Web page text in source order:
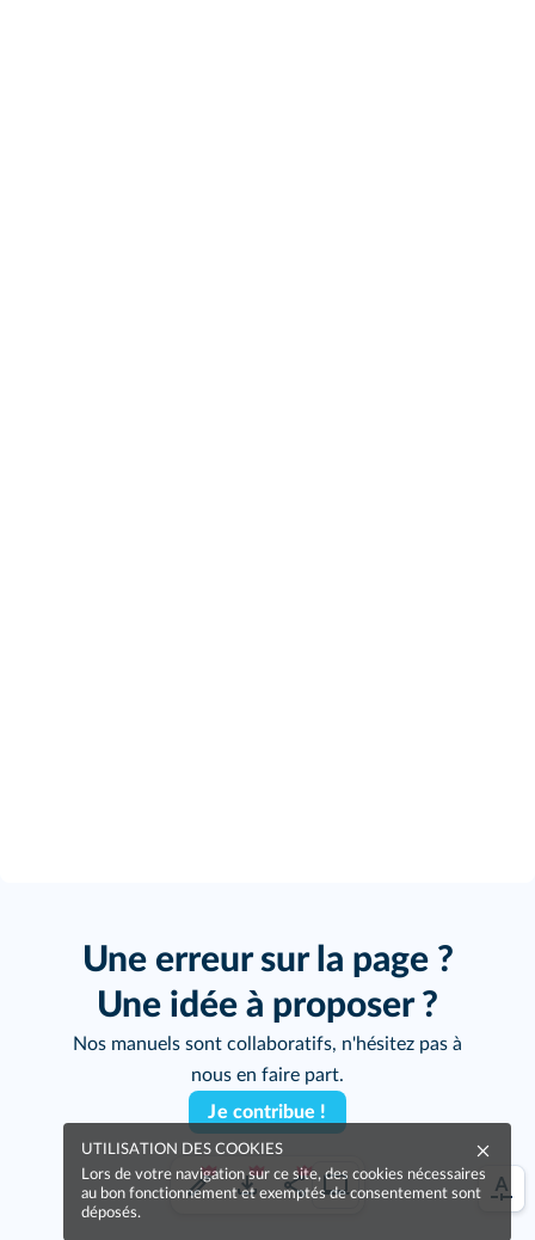
Une erreur sur la page ?
Une idée à proposer ?
Nos manuels sont collaboratifs, n'hésitez pas à
nous en faire part.
Je contribue !
UTILISATION DES COOKIES
Lors de votre navigation sur ce site, des cookies nécessaires
au bon fonctionnement et exemptés de consentement sont
déposés.